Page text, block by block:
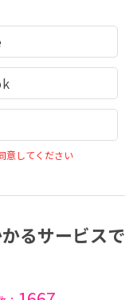
意してください
るサービスで